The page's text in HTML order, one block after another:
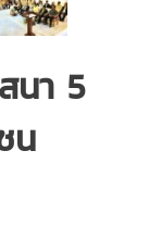
นา 5
น